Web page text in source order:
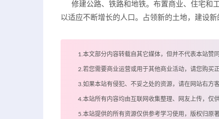
修建公路、铁路和地铁。布置商业、住宅和
以适应不断增长的人口。占领新的土地，建设
1.本文部分内容转载自其它媒体，但并不代表本站赞
2.若您需要商业运营或用于其他商业活动，请您购买
3.如果本站有侵犯、不妥之处的资源，请在网站右方
4.本站所有内容均由互联网收集整理、网友上传，仅
5.本站提供的所有资源仅供参考学习使用，版权归原